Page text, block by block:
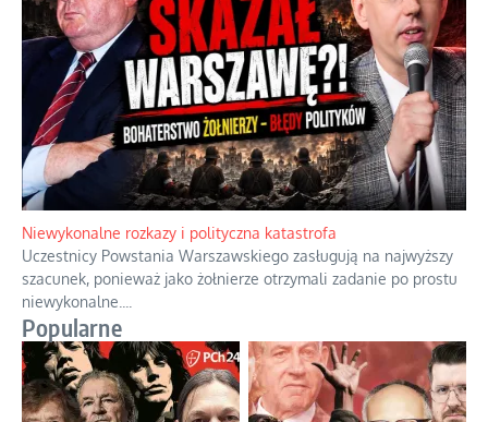
Gorzka pigułka od politycznego emeryta
Twierdzenie, że istnieje coś takiego jak odrobina tyranii,
przypomina stwierdzenie, że można być trochę w ciąży.